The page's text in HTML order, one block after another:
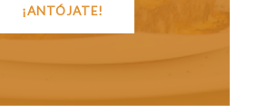
¡ANTÓJATE!